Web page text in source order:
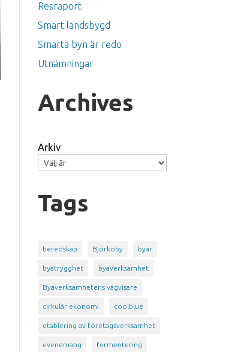
Resraport
Smart landsbygd
Smarta byn är redo
Utnämningar
Archives
Arkiv
Tags
beredskap Björköby byar
byatrygghet byaverksamhet
Byaverksamhetens vägvisare
cirkulär ekonomi coolblue
etablering av företagsverksamhet
evenemang fermentering